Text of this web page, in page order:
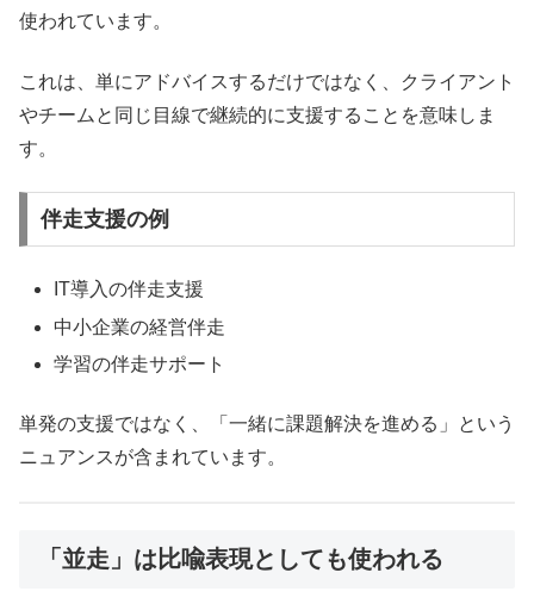
使われています。
これは、単にアドバイスするだけではなく、クライアント
やチームと同じ目線で継続的に支援することを意味しま
す。
伴走支援の例
IT導入の伴走支援
中小企業の経営伴走
学習の伴走サポート
単発の支援ではなく、「一緒に課題解決を進める」という
ニュアンスが含まれています。
「並走」は比喩表現としても使われる